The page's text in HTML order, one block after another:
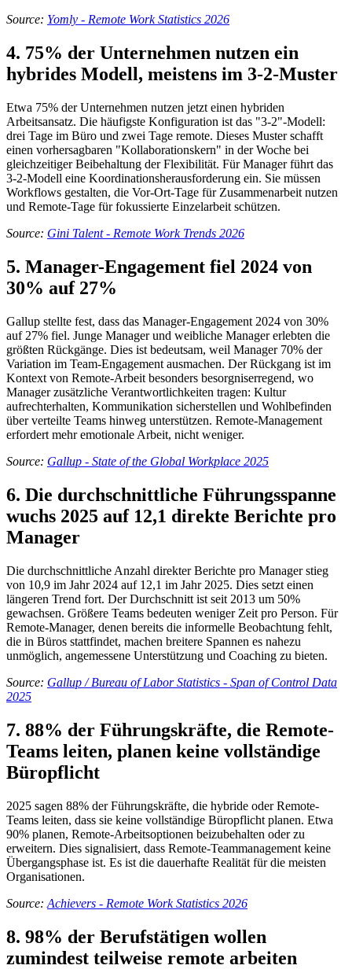
Source: Yomly - Remote Work Statistics 2026
4. 75% der Unternehmen nutzen ein
hybrides Modell, meistens im 3-2-Muster
Etwa 75% der Unternehmen nutzen jetzt einen hybriden
Arbeitsansatz. Die häufigste Konfiguration ist das "3-2"-Modell:
drei Tage im Büro und zwei Tage remote. Dieses Muster schafft
einen vorhersagbaren "Kollaborationskern" in der Woche bei
gleichzeitiger Beibehaltung der Flexibilität. Für Manager führt das
3-2-Modell eine Koordinationsherausforderung ein. Sie müssen
Workflows gestalten, die Vor-Ort-Tage für Zusammenarbeit nutzen
und Remote-Tage für fokussierte Einzelarbeit schützen.
Source: Gini Talent - Remote Work Trends 2026
5. Manager-Engagement fiel 2024 von
30% auf 27%
Gallup stellte fest, dass das Manager-Engagement 2024 von 30%
auf 27% fiel. Junge Manager und weibliche Manager erlebten die
größten Rückgänge. Dies ist bedeutsam, weil Manager 70% der
Variation im Team-Engagement ausmachen. Der Rückgang ist im
Kontext von Remote-Arbeit besonders besorgniserregend, wo
Manager zusätzliche Verantwortlichkeiten tragen: Kultur
aufrechterhalten, Kommunikation sicherstellen und Wohlbefinden
über verteilte Teams hinweg unterstützen. Remote-Management
erfordert mehr emotionale Arbeit, nicht weniger.
Source: Gallup - State of the Global Workplace 2025
6. Die durchschnittliche Führungsspanne
wuchs 2025 auf 12,1 direkte Berichte pro
Manager
Die durchschnittliche Anzahl direkter Berichte pro Manager stieg
von 10,9 im Jahr 2024 auf 12,1 im Jahr 2025. Dies setzt einen
längeren Trend fort. Der Durchschnitt ist seit 2013 um 50%
gewachsen. Größere Teams bedeuten weniger Zeit pro Person. Für
Remote-Manager, denen bereits die informelle Beobachtung fehlt,
die in Büros stattfindet, machen breitere Spannen es nahezu
unmöglich, angemessene Unterstützung und Coaching zu bieten.
Source: Gallup / Bureau of Labor Statistics - Span of Control Data
2025
7. 88% der Führungskräfte, die Remote-
Teams leiten, planen keine vollständige
Büropflicht
2025 sagen 88% der Führungskräfte, die hybride oder Remote-
Teams leiten, dass sie keine vollständige Büropflicht planen. Etwa
90% planen, Remote-Arbeitsoptionen beizubehalten oder zu
erweitern. Dies signalisiert, dass Remote-Teammanagement keine
Übergangsphase ist. Es ist die dauerhafte Realität für die meisten
Organisationen.
Source: Achievers - Remote Work Statistics 2026
8. 98% der Berufstätigen wollen
zumindest teilweise remote arbeiten